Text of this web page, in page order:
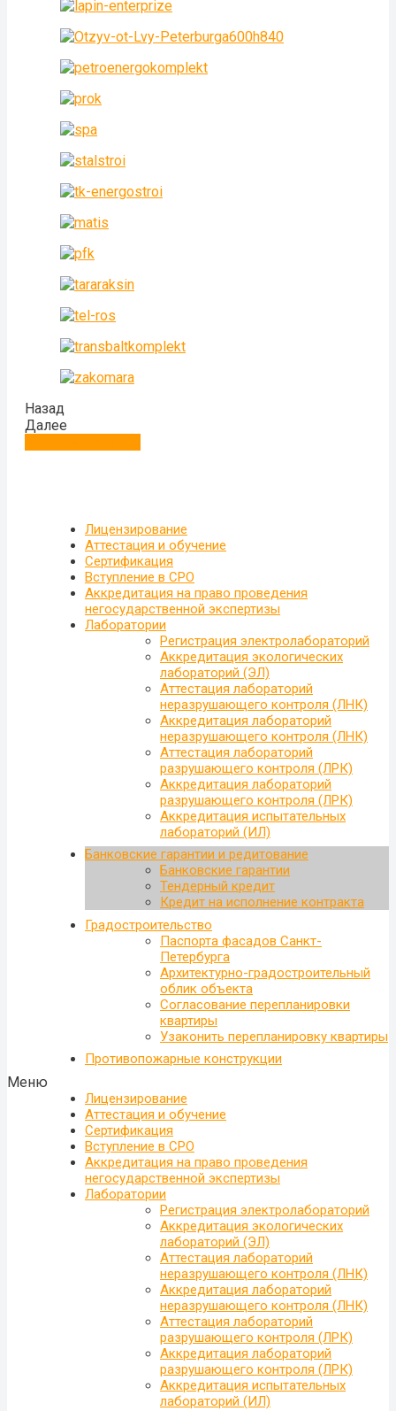
Назад
Далее
Лицензирование
Аттестация и обучение
Сертификация
Вступление в СРО
Аккредитация на право проведения
негосударственной экспертизы
Лаборатории
Регистрация электролабораторий
Аккредитация экологических
лабораторий (ЭЛ)
Аттестация лабораторий
неразрушающего контроля (ЛНК)
Аккредитация лабораторий
неразрушающего контроля (ЛНК)
Аттестация лабораторий
разрушающего контроля (ЛРК)
Аккредитация лабораторий
разрушающего контроля (ЛРК)
Аккредитация испытательных
лабораторий (ИЛ)
Банковские гарантии и редитование
Банковские гарантии
Тендерный кредит
Кредит на исполнение контракта
Градостроительство
Паспорта фасадов Санкт-
Петербурга
Архитектурно-градостроительный
облик объекта
Согласование перепланировки
квартиры
Узаконить перепланировку квартиры
Противопожарные конструкции
Меню
Лицензирование
Аттестация и обучение
Сертификация
Вступление в СРО
Аккредитация на право проведения
негосударственной экспертизы
Лаборатории
Регистрация электролабораторий
Аккредитация экологических
лабораторий (ЭЛ)
Аттестация лабораторий
неразрушающего контроля (ЛНК)
Аккредитация лабораторий
неразрушающего контроля (ЛНК)
Аттестация лабораторий
разрушающего контроля (ЛРК)
Аккредитация лабораторий
разрушающего контроля (ЛРК)
Аккредитация испытательных
лабораторий (ИЛ)